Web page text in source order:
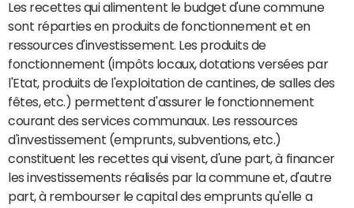
Les recettes qui alimentent le budget d'une commune
sont réparties en produits de fonctionnement et en
ressources d'investissement. Les produits de
fonctionnement (impôts locaux, dotations versées par
l'Etat, produits de l'exploitation de cantines, de salles des
fêtes, etc.) permettent d'assurer le fonctionnement
courant des services communaux. Les ressources
d'investissement (emprunts, subventions, etc.)
constituent les recettes qui visent, d'une part, à financer
les investissements réalisés par la commune et, d'autre
part, à rembourser le capital des emprunts qu'elle a